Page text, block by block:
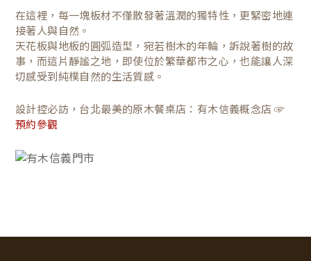
在這裡，每一塊板材不僅散發著溫潤的獨特性，更緊密地連
接著人與自然。
天花板與地板的圓弧造型，宛若樹木的年輪，訴說著樹的故
事，而這片靜謐之地，即使位於繁華都市之心，也能讓人深
切感受到純樸自然的生活質感。
設計控必訪，台北最美的原木餐桌店：有木信義概念店 ☞
預約參觀